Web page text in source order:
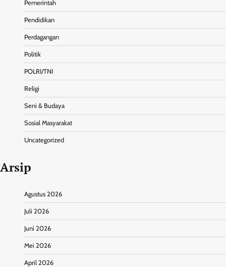
Pemerintah
Pendidikan
Perdagangan
Politik
POLRI/TNI
Religi
Seni & Budaya
Sosial Masyarakat
Uncategorized
Arsip
Agustus 2026
Juli 2026
Juni 2026
Mei 2026
April 2026